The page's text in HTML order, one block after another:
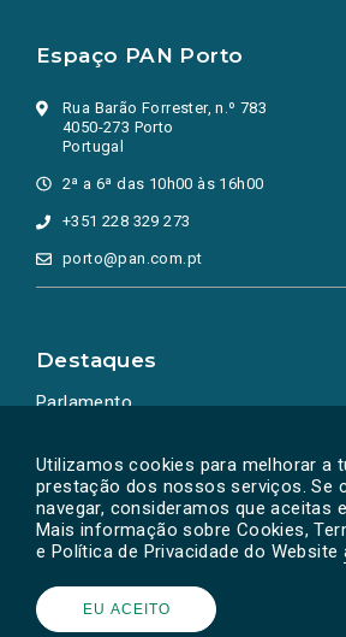
Utilizamos cookies para melhorar a
prestação dos nossos serviços. Se
navegar, consideramos que aceitas
Mais informação sobre Cookies,
e Política de Privacidade do Website
EU ACEITO
Espaço PAN Porto
Rua Barão Forrester, n.º 783
4050-273 Porto
Portugal
2ª a 6ª das 10h00 às 16h00
+351 228 329 273
porto@pan.com.pt
Destaques
Parlamento
Powered by © PAN 2026